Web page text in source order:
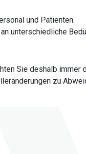
und Patienten.
unterschiedliche
Sie deshalb immer
zu